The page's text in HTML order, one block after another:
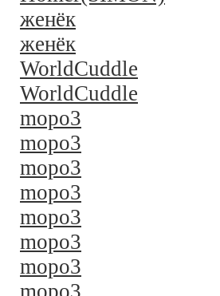
женёк
женёк
WorldCuddle
WorldCuddle
mopo3
mopo3
mopo3
mopo3
mopo3
mopo3
mopo3
mopo3